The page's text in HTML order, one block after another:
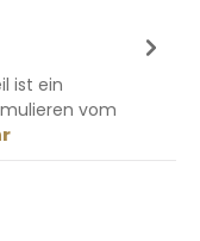
ist ein
vom